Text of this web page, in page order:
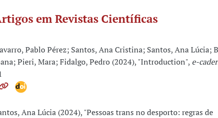
em Revistas Científicas
Pablo Pérez; Santos, Ana Cristina; Santos, Ana Lúcia;
Pieri, Mara; Fidalgo, Pedro (2024), "Introduction", e-
Ana Lúcia (2024), "Pessoas trans no desporto: regras de